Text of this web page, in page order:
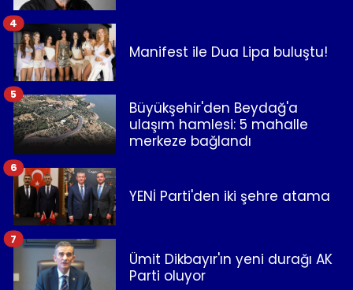
Manifest ile Dua Lipa buluştu!
4
Büyükşehir'den Beydağ'a
ulaşım hamlesi: 5 mahalle
merkeze bağlandı
5
YENİ Parti'den iki şehre atama
6
Ümit Dikbayır'ın yeni durağı AK
Parti oluyor
7